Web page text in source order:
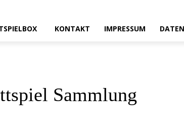
KONTAKT IMPRESSUM
Sammlung